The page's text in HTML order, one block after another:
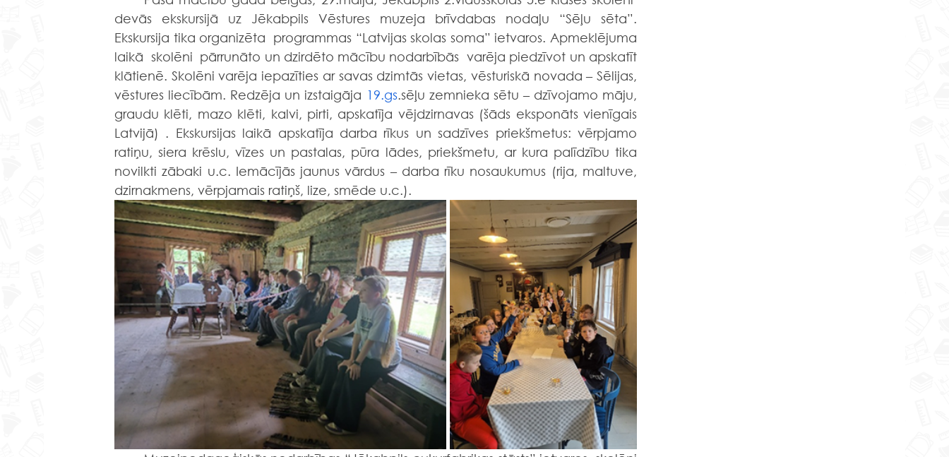
devās ekskursijā uz Jēkabpils Vēstures muzeja brīvdabas nodaļu “Sēļu sēta”.
Ekskursija tika organizēta  programmas “Latvijas skolas soma” ietvaros. Apmeklējuma
laikā  skolēni  pārrunāto un dzirdēto mācību nodarbībās  varēja piedzīvot un apskatīt
klātienē. Skolēni varēja iepazīties ar savas dzimtās vietas, vēsturiskā novada – Sēlijas,
vēstures liecībām. Redzēja un izstaigāja 19.gs.sēļu zemnieka sētu – dzīvojamo māju,
graudu klēti, mazo klēti, kalvi, pirti, apskatīja vējdzirnavas (šāds eksponāts vienīgais
Latvijā) . Ekskursijas laikā apskatīja darba rīkus un sadzīves priekšmetus: vērpjamo
ratiņu, siera krēslu, vīzes un pastalas, pūra lādes, priekšmetu, ar kura palīdzību tika
novilkti zābaki u.c. Iemācījās jaunus vārdus – darba rīku nosaukumus (rija, maltuve,
dzirnakmens, vērpjamais ratiņš, lize, smēde u.c.).